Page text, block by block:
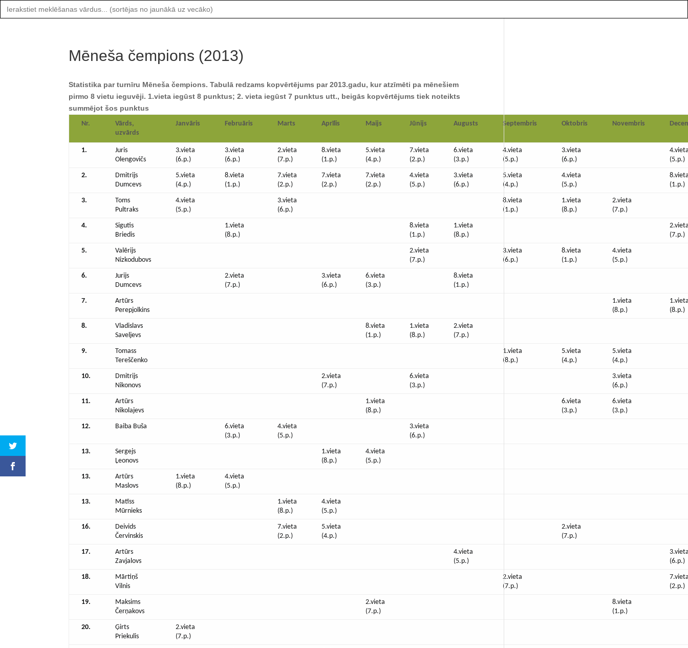
Search
for:
Mēneša čempions (2013)
Statistika par turnīru Mēneša čempions. Tabulā redzams kopvērtējums par 2013.gadu, kur atzīmēti pa mēnešiem
pirmo 8 vietu ieguvēji. 1.vieta iegūst 8 punktus; 2. vieta iegūst 7 punktus utt., beigās kopvērtējums tiek noteikts
summējot šos punktus
Nr.
Vārds,
uzvārds
Janvāris Februāris Marts Aprīlis Maijs Jūnijs Augusts Septembris Oktobris Novembris
1.
Juris
Olengovičs
3.vieta
(6.p.)
3.vieta
(6.p.)
2.vieta
(7.p.)
8.vieta
(1.p.)
5.vieta
(4.p.)
7.vieta
(2.p.)
6.vieta
(3.p.)
4.vieta
(5.p.)
3.vieta
(6.p.)
(5.p.)
2.
Dmitrijs
Dumcevs
5.vieta
(4.p.)
8.vieta
(1.p.)
7.vieta
(2.p.)
7.vieta
(2.p.)
7.vieta
(2.p.)
4.vieta
(5.p.)
3.vieta
(6.p.)
5.vieta
(4.p.)
4.vieta
(5.p.)
(1.p.)
3.
Toms
Pultraks
4.vieta
(5.p.)
3.vieta
(6.p.)
8.vieta
(1.p.)
1.vieta
(8.p.)
2.vieta
(7.p.)
4.
Sigutis
Briedis
1.vieta
(8.p.)
8.vieta
(1.p.)
1.vieta
(8.p.)
(7.p.)
5.
Valērijs
Nizkodubovs
2.vieta
(7.p.)
3.vieta
(6.p.)
8.vieta
(1.p.)
4.vieta
(5.p.)
6.
Jurijs
Dumcevs
2.vieta
(7.p.)
3.vieta
(6.p.)
6.vieta
(3.p.)
8.vieta
(1.p.)
7.
Artūrs
Perepjolkins
1.vieta
(8.p.)
(8.p.)
8.
Vladislavs
Saveljevs
8.vieta
(1.p.)
1.vieta
(8.p.)
2.vieta
(7.p.)
9.
Tomass
Tereščenko
1.vieta
(8.p.)
5.vieta
(4.p.)
5.vieta
(4.p.)
10.
Dmitrijs
Nikonovs
2.vieta
(7.p.)
6.vieta
(3.p.)
3.vieta
(6.p.)
11.
Artūrs
Nikolajevs
1.vieta
(8.p.)
6.vieta
(3.p.)
6.vieta
(3.p.)
12. Baiba Buša
6.vieta
(3.p.)
4.vieta
(5.p.)
3.vieta
(6.p.)
13.
Sergejs
Ļeonovs
1.vieta
(8.p.)
4.vieta
(5.p.)
13.
Artūrs
Maslovs
1.vieta
(8.p.)
4.vieta
(5.p.)
13.
Matīss
Mūrnieks
1.vieta
(8.p.)
4.vieta
(5.p.)
16.
Deivids
Červinskis
7.vieta
(2.p.)
5.vieta
(4.p.)
2.vieta
(7.p.)
17.
Artūrs
Zavjalovs
4.vieta
(5.p.)
(6.p.)
18.
Mārtiņš
Vilnis
2.vieta
(7.p.)
(2.p.)
19.
Maksims
Čerņakovs
2.vieta
(7.p.)
8.vieta
(1.p.)
20.
Ģirts
Priekulis
2.vieta
(7.p.)